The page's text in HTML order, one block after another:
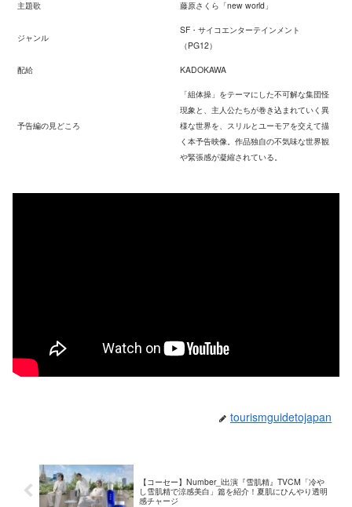
主題歌 藤原さくら「new world」
ジャンル
SF・サイコエンターテインメント
（PG12）
配給 KADOKAWA
予告編の見どころ
「組体操」をテーマにした不可解な集団怪
現象と、主人公たちが巻き込まれていく異
様な世界を、スリルとユーモアを交えて描
く本予告映像。作品独自の不気味な世界観
や緊張感が凝縮されている。
tourismguidetojapan
【コーセー】Number_i出演『雪肌精』TVCM「冷や
し雪肌精で涼感美白」篇を紹介！夏肌にひんやり透明
感チャージ